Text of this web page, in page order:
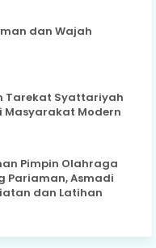
dan Wajah
Tarekat Syattariyah
Masyarakat Modern
Pimpin Olahraga
Pariaman, Asmadi
dan Latihan